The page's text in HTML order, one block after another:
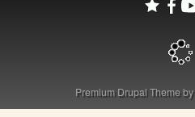
Premium Drupal Theme by